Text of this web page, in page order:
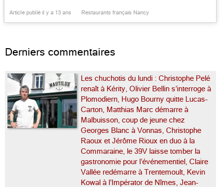
de fruits de mer dont la fraîcheur est
Article publié il y a 13 ans Restaurants français Nancy
Derniers commentaires
Les chuchotis du lundi : Christophe Pelé
renaît à Kérity, Olivier Bellin s’interroge à
Plomodiern, Hugo Bourny quitte Lucas-
Carton, Matthias Marc démarre à
Malbuisson, coup de jeune chez
Georges Blanc à Vonnas, Christophe
Raoux et Jérôme Rioux en duo à la
Commaraine, le 39V laisse tomber la
gastronomie pour l’événementiel, Claire
Vallée redémarre à Trentemoult, Kevin
Kowal à l’Impérator de Nîmes, Jean-